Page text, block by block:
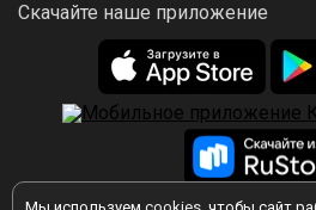
Скачайте наше приложение